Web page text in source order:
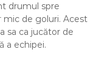
drumul spre
mic de goluri. Acest
sa ca jucător de
a echipei.